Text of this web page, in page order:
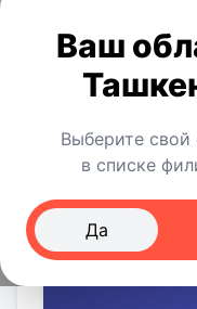
Ваш
Выберите свой
в списке
Да